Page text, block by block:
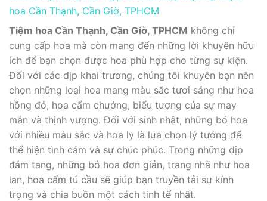
hoa Cần Thạnh, Cần Giờ, TPHCM
Tiệm hoa Cần Thạnh, Cần Giờ, TPHCM không chỉ
cung cấp hoa mà còn mang đến những lời khuyên hữu
ích để bạn chọn được hoa phù hợp cho từng sự kiện.
Đối với các dịp khai trương, chúng tôi khuyên bạn nên
chọn những loại hoa mang màu sắc tươi sáng như hoa
hồng đỏ, hoa cẩm chướng, biểu tượng của sự may
mắn và thịnh vượng. Đối với sinh nhật, những bó hoa
với nhiều màu sắc và hoa ly là lựa chọn lý tưởng để
thể hiện tình cảm và sự chúc phúc. Trong những dịp
đám tang, những bó hoa đơn giản, trang nhã như hoa
lan, hoa cẩm tú cầu sẽ giúp bạn truyền tải sự kính
trọng và chia buồn một cách tinh tế nhất.